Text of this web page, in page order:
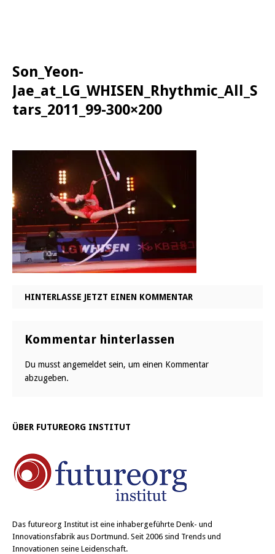
Son_Yeon-
Jae_at_LG_WHISEN_Rhythmic_All_S
tars_2011_99-300×200
HINTERLASSE JETZT EINEN KOMMENTAR
Kommentar hinterlassen
Du musst angemeldet sein, um einen Kommentar
abzugeben.
ÜBER FUTUREORG INSTITUT
Das futureorg Institut ist eine inhabergeführte Denk- und
Innovationsfabrik aus Dortmund. Seit 2006 sind Trends und
Innovationen seine Leidenschaft.